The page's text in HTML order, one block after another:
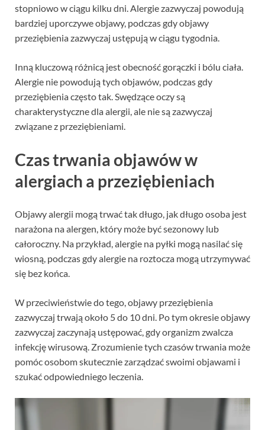
stopniowo w ciągu kilku dni. Alergie zazwyczaj powodują
bardziej uporczywe objawy, podczas gdy objawy
przeziębienia zazwyczaj ustępują w ciągu tygodnia.
Inną kluczową różnicą jest obecność gorączki i bólu ciała.
Alergie nie powodują tych objawów, podczas gdy
przeziębienia często tak. Swędzące oczy są
charakterystyczne dla alergii, ale nie są zazwyczaj
związane z przeziębieniami.
Czas trwania objawów w
alergiach a przeziębieniach
Objawy alergii mogą trwać tak długo, jak długo osoba jest
narażona na alergen, który może być sezonowy lub
całoroczny. Na przykład, alergie na pyłki mogą nasilać się
wiosną, podczas gdy alergie na roztocza mogą utrzymywać
się bez końca.
W przeciwieństwie do tego, objawy przeziębienia
zazwyczaj trwają około 5 do 10 dni. Po tym okresie objawy
zazwyczaj zaczynają ustępować, gdy organizm zwalcza
infekcję wirusową. Zrozumienie tych czasów trwania może
pomóc osobom skutecznie zarządzać swoimi objawami i
szukać odpowiedniego leczenia.